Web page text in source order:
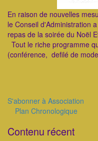
En raison de nouvelles
le Conseil d'Administration
repas de la soirée du Noël
Tout le riche programme
(conférence, defilé de
S'abonner à Association
Plan Chronologique
Contenu récent